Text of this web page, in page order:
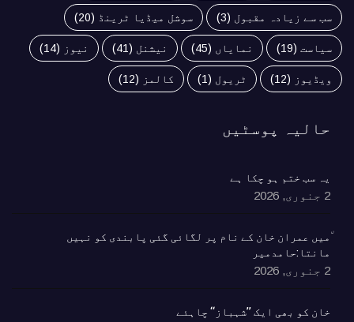
سب سے زیادہ مقبول (3) سوشل میڈیا ٹرینڈ (20)
سیاست (19) نمایاں (45) نیشنل (41) نیوز (14)
ویڈیوز (12) ٹریول (1) کالمز (12)
حالیہ پوسٹیں
یہ سب ختم ہو چکا ہے
2 جنوری, 2026
٘میں عمران خان کے نام پر لگائی گئی پابندی کو نہیں
مانتا:حامدمیر
2 جنوری, 2026
خان کو بھی ایک ’’شہباز‘‘ چاہئے​